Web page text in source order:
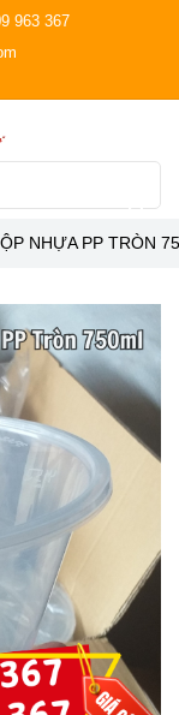
963 367
NHỰA PP TRÒN